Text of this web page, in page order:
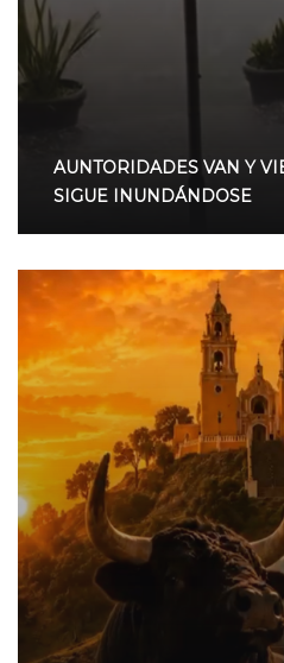
AUNTORIDADES VAN Y
SIGUE INUNDÁNDOSE